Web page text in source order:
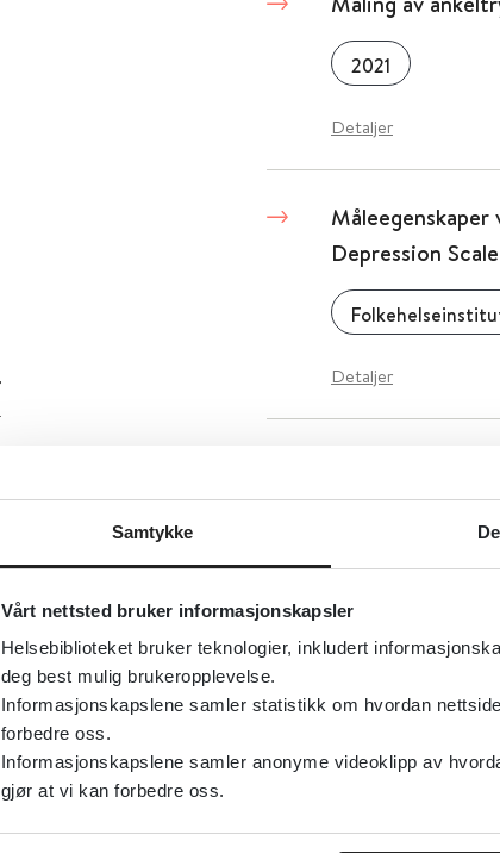
Samtykke
Vårt nettsted bruker informasjonskapsler
Helsebiblioteket bruker teknologier, inkludert
deg best mulig brukeropplevelse.
Informasjonskapslene samler statistikk om hvordan
forbedre oss.
Informasjonskapslene samler anonyme videoklipp av
gjør at vi kan forbedre oss.
2021
Detaljer
Depression
Detaljer
barnevernet og
2021
Detaljer
and treatment